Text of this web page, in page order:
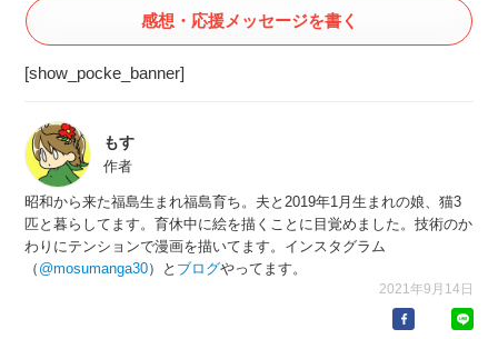
感想・応援メッセージを書く
[show_pocke_banner]
もす
作者
昭和から来た福島生まれ福島育ち。夫と2019年1月生まれの娘、猫3
匹と暮らしてます。育休中に絵を描くことに目覚めました。技術のか
わりにテンションで漫画を描いてます。インスタグラム
（ @mosumanga30）と ブログやってます。
2021年9月14日